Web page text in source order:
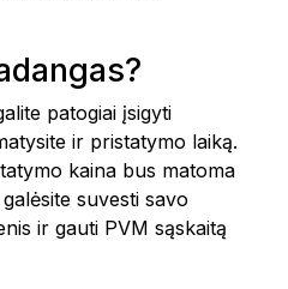
patogiai įsigyti
ir pristatymo laiką.
kaina bus matoma
suvesti savo
ir gauti PVM sąskaitą